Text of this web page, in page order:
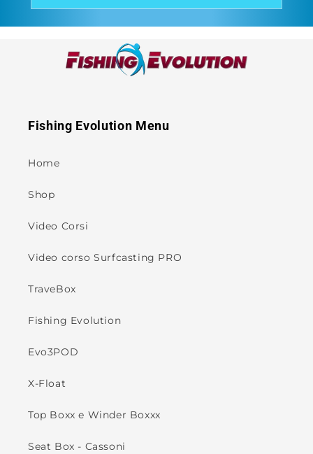
Fishing Evolution Menu
Home
Shop
Video Corsi
Video corso Surfcasting PRO
TraveBox
Fishing Evolution
Evo3POD
X-Float
Top Boxx e Winder Boxxx
Seat Box - Cassoni